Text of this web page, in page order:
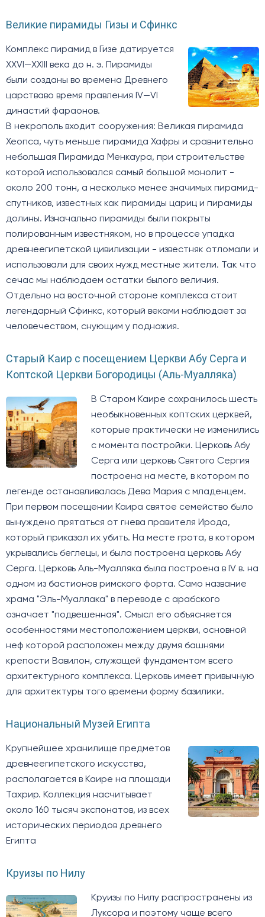
Великие пирамиды Гизы и Сфинкс
Комплекс пирамид в Гизе датируется
XXVI—XXIII века до н. э. Пирамиды
были созданы во времена Древнего
царстваво время правления IV—VI
династий фараонов.
​В некрополь входит сооружения: Великая пирамида
Хеопса, чуть меньше пирамида Хафры и сравнительно
небольшая Пирамида Менкаура, при строительстве
которой использовался самый большой монолит -
около 200 тонн, а несколько менее значимых пирамид-
спутников, известных как пирамиды цариц и пирамиды
долины. Изначально пирамиды были покрыты
полированным известняком, но в процессе упадка
древнеегипетской цивилизации - известняк отломали и
использовали для своих нужд местные жители. Так что
сечас мы наблюдаем остатки былого величия.
Отдельно на восточной стороне комплекса стоит
легендарный Сфинкс, который веками наблюдает за
человечеством, снующим у подножия.
Старый Каир с посещением Церкви Абу Серга и
Коптской Церкви Богородицы (Аль-Муалляка)
В Старом Каире сохранилось шесть
необыкновенных коптских церквей,
которые практически не изменились
с момента постройки. Церковь Абу
Серга или церковь Святого Сергия
построена на месте, в котором по
легенде останавливалась Дева Мария с младенцем.
При первом посещении Каира святое семейство было
вынуждено прятаться от гнева правителя Ирода,
который приказал их убить. На месте грота, в котором
укрывались беглецы, и была построена церковь Абу
Серга. ​Церковь Аль-Муалляка была построена в IV в. на
одном из бастионов римского форта. Само название
храма "Эль-Муаллака" в переводе с арабского
означает "подвешенная". Смысл его объясняется
особенностями местоположением церкви, основной
неф которой расположен между двумя башнями
крепости Вавилон, служащей фундаментом всего
архитектурного комплекса. Церковь имеет привычную
для архитектуры того времени форму базилики.
Национальный Музей Египта
Крупнейшее хранилище предметов
древнеегипетского искусства,
располагается в Каире на площади
Тахрир. Коллекция насчитывает
около 160 тысяч экспонатов, из всех
исторических периодов древнего
Египта
Круизы по Нилу
Круизы по Нилу распространены из
Луксора и поэтому чаще всего